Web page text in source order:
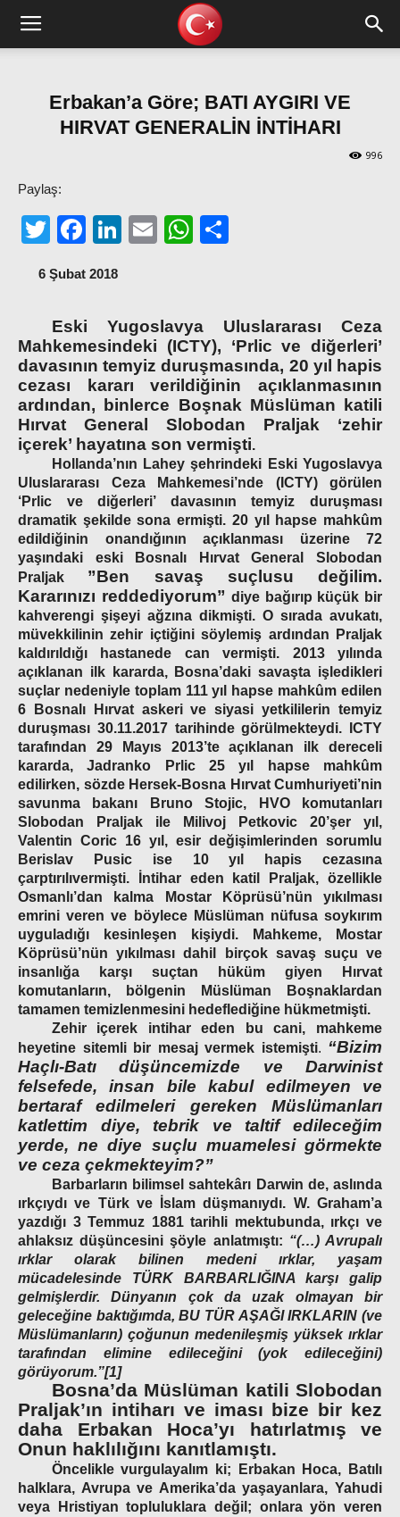
Erbakan’a Göre; BATI AYGIRI VE
HIRVAT GENERALİN İNTİHARI
996
Paylaş:
TwitterFacebook
LinkedIn
EmailWhatsApp
6 Şubat 2018
Eski Yugoslavya Uluslararası Ceza
Mahkemesindeki (ICTY), ‘Prlic ve diğerleri’
davasının temyiz duruşmasında, 20 yıl hapis
cezası kararı verildiğinin açıklanmasının
ardından, binlerce Boşnak Müslüman katili
Hırvat General Slobodan Praljak ‘zehir
içerek’ hayatına son vermişti.
Hollanda’nın Lahey şehrindeki Eski Yugoslavya
Uluslararası Ceza Mahkemesi’nde (ICTY) görülen
‘Prlic ve diğerleri’ davasının temyiz duruşması
dramatik şekilde sona ermişti. 20 yıl hapse mahkûm
edildiğinin onandığının açıklanması üzerine 72
yaşındaki eski Bosnalı Hırvat General Slobodan
Praljak ”Ben savaş suçlusu değilim.
Kararınızı reddediyorum”diye bağırıp küçük bir
kahverengi şişeyi ağzına dikmişti. O sırada avukatı,
müvekkilinin zehir içtiğini söylemiş ardından Praljak
kaldırıldığı hastanede can vermişti. 2013 yılında
açıklanan ilk kararda, Bosna’daki savaşta işledikleri
suçlar nedeniyle toplam 111 yıl hapse mahkûm edilen
6 Bosnalı Hırvat askeri ve siyasi yetkililerin temyiz
duruşması 30.11.2017 tarihinde görülmekteydi. ICTY
tarafından 29 Mayıs 2013’te açıklanan ilk dereceli
kararda, Jadranko Prlic 25 yıl hapse mahkûm
edilirken, sözde Hersek-Bosna Hırvat Cumhuriyeti’nin
savunma bakanı Bruno Stojic, HVO komutanları
Slobodan Praljak ile Milivoj Petkovic 20’şer yıl,
Valentin Coric 16 yıl, esir değişimlerinden sorumlu
Berislav Pusic ise 10 yıl hapis cezasına
çarptırılıvermişti. İntihar eden katil Praljak, özellikle
Osmanlı’dan kalma Mostar Köprüsü’nün yıkılması
emrini veren ve böylece Müslüman nüfusa soykırım
uyguladığı kesinleşen kişiydi. Mahkeme, Mostar
Köprüsü’nün yıkılması dahil birçok savaş suçu ve
insanlığa karşı suçtan hüküm giyen Hırvat
komutanların, bölgenin Müslüman Boşnaklardan
tamamen temizlenmesini hedeflediğine hükmetmişti.
Zehir içerek intihar eden bu cani, mahkeme
heyetine sitemli bir mesaj vermek istemişti. “Bizim
Haçlı-Batı düşüncemizde ve Darwinist
felsefede, insan bile kabul edilmeyen ve
bertaraf edilmeleri gereken Müslümanları
katlettim diye, tebrik ve taltif edileceğim
yerde, ne diye suçlu muamelesi görmekte
ve ceza çekmekteyim?”
Barbarların bilimsel sahtekârı Darwin de, aslında
ırkçıydı ve Türk ve İslam düşmanıydı. W. Graham’a
yazdığı 3 Temmuz 1881 tarihli mektubunda, ırkçı ve
ahlaksız düşüncesini şöyle anlatmıştı: “(…) Avrupalı
ırklar olarak bilinen medeni ırklar, yaşam
mücadelesinde TÜRK BARBARLIĞINA karşı galip
gelmişlerdir. Dünyanın çok da uzak olmayan bir
geleceğine baktığımda, BU TÜR AŞAĞI IRKLARIN (ve
Müslümanların) çoğunun medenileşmiş yüksek ırklar
tarafından elimine edileceğini (yok edileceğini)
görüyorum.”[1]
Bosna’da Müslüman katili Slobodan
Praljak’ın intiharı ve iması bize bir kez
daha Erbakan Hoca’yı hatırlatmış ve
Onun haklılığını kanıtlamıştı.
Öncelikle vurgulayalım ki; Erbakan Hoca, Batılı
halklara, Avrupa ve Amerika’da yaşayanlara, Yahudi
veya Hristiyan topluluklara değil; onlara yön veren